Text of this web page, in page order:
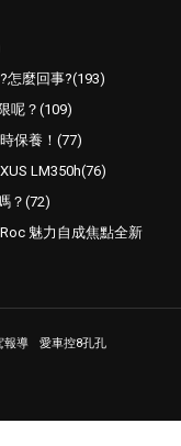
怎麼回事?(193)
呢？(109)
保養！(77)
LM350h(76)
？(72)
魅力自成焦點全新
報導
愛車控8孔孔